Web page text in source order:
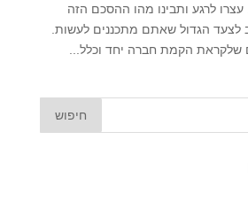
עצרו לרגע ותבינו מהו ההסכם הזה
לצעד הגדול שאתם מתכננים לעשות.
הקמת חברה יחד וכלל...